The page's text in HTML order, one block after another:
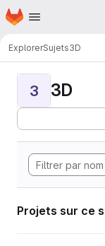
Passer au contenu principal
Page d'accueil
ExplorerSujets3D
3 3D
Projets sur ce